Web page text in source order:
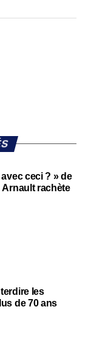
ceci ? » de
Arnault rachète
les
de 70 ans